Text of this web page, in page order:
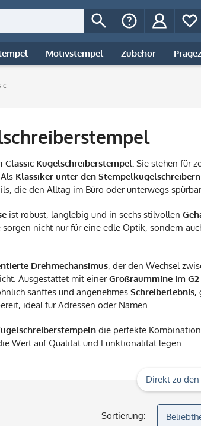
Motivstempel Zubehör
Classic Kugelschreiberstempel. Sie stehen für
Klassiker unter den Stempelkugelschreibern
die den Alltag im Büro oder unterwegs
ist robust, langlebig und in sechs stilvollen
nicht nur für eine edle Optik, sondern
Drehmechansimus, der den Wechsel
Ausgestattet mit einerGroßraummine im
sanftes und angenehmes Schreiberlebnis,
ideal für Adressen oder Namen.
die perfekte
Wert auf Qualität und Funktionalität legen.
Direkt zu
Sortierung: